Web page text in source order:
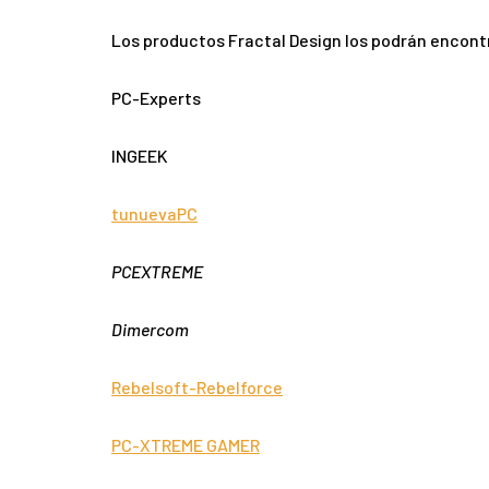
Los productos Fractal Design los podrán
PC-Experts
INGEEK
tunuevaPC
PCEXTREME
Dimercom
Rebelsoft-Rebelforce
PC-XTREME GAMER